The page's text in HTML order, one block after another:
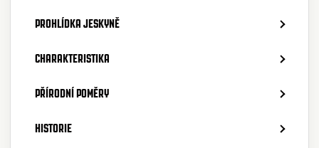
PROHLÍDKA JESKYNĚ
CHARAKTERISTIKA
PŘÍRODNÍ POMĚRY
HISTORIE